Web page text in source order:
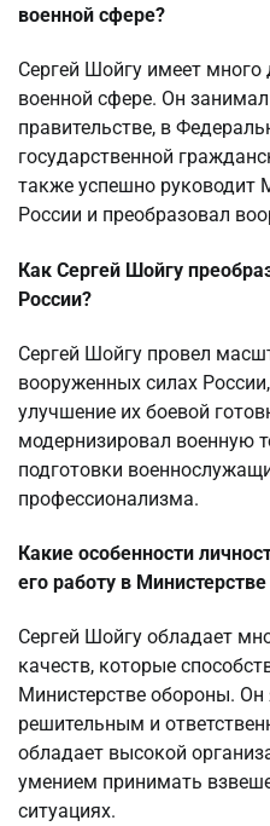
военной сфере?
Сергей Шойгу имеет много
военной сфере. Он
правительстве, в
государственной
также успешно руководит
России и преобразовал
Как Сергей Шойгу
России?
Сергей Шойгу провел
вооруженных силах
улучшение их боевой
модернизировал военную
подготовки
профессионализма.
Какие особенности
его работу в
Сергей Шойгу обладает
качеств, которые
Министерстве обороны.
решительным и
обладает высокой
умением принимать
ситуациях.